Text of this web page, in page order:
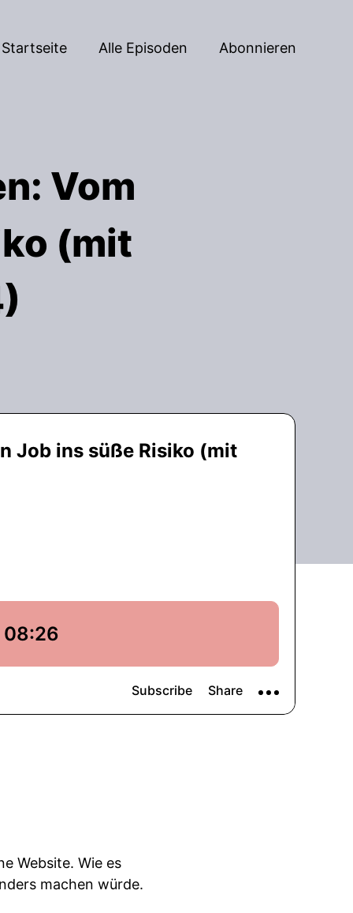
Startseite Alle Episoden Abonnieren
Vom
(mit
Website. Wie es
machen würde.